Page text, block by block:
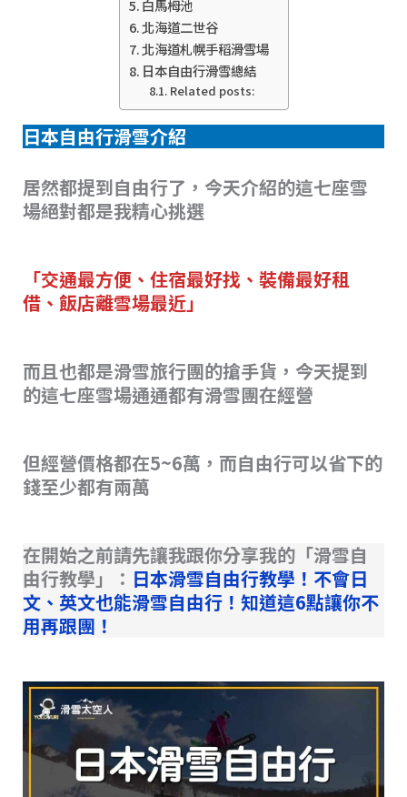
白馬栂池
北海道二世谷
北海道札幌手稻滑雪場
日本自由行滑雪總結
Related posts:
日本自由行滑雪介紹
居然都提到自由行了，今天介紹的這七座雪
場絕對都是我精心挑選
「交通最方便、住宿最好找、裝備最好租
借、飯店離雪場最近」
而且也都是滑雪旅行團的搶手貨，今天提到
的這七座雪場通通都有滑雪團在經營
但經營價格都在5~6萬，而自由行可以省下的
錢至少都有兩萬
在開始之前請先讓我跟你分享我的「滑雪自
由行教學」： 日本滑雪自由行教學！不會日
文、英文也能滑雪自由行！知道這6點讓你不
用再跟團！